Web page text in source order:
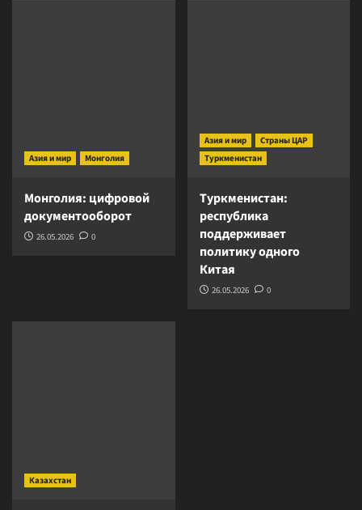
Азия и мир Монголия
Монголия: цифровой
документооборот
26.05.2026 0
Азия и мир
Страны ЦАР
Туркменистан
Туркменистан:
республика
поддерживает
политику одного
Китая
26.05.2026 0
Казахстан